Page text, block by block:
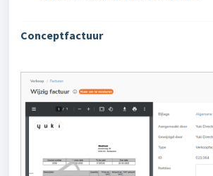
Conceptfactuur